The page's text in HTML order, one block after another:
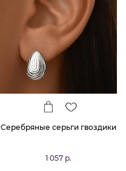
Серебряные серьги гвоздики
1 057 р.